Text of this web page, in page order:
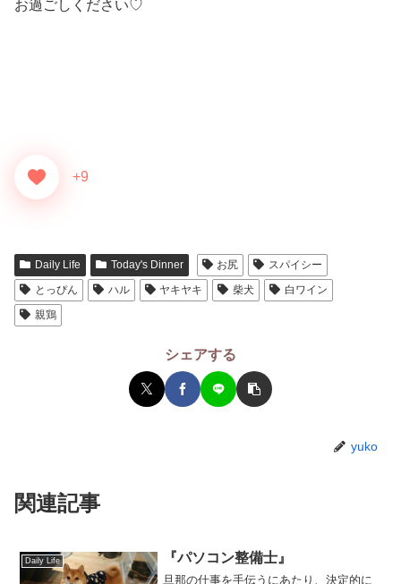
お過ごしください♡
+9
Daily Life Today's Dinner お尻
スパイシー
とっぴん
ハル ヤキヤキ 柴犬
白ワイン
親鶏
シェアする
yuko
関連記事
Daily Life 『パソコン整備士』
旦那の仕事を手伝うにあたり、決定的に